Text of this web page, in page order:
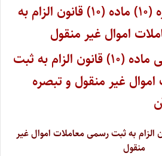
آیین نامه تبصره (۱۰) ماده (۱۰) قانون الزام به
اموال غیر منقول
آیین نامه اجرایی ماده (۱۰) قانون الزام به ثبت
غیر منقول و تبصره
ماده (۱۴) قانون الزام به ثبت رسمی معاملات اموال غیر
منقول